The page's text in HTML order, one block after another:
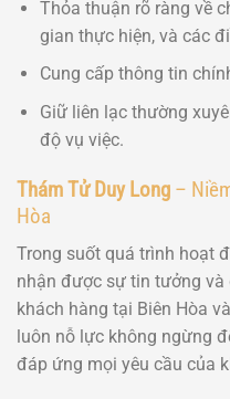
Thỏa thuận rõ ràng về
gian thực hiện, và các
Cung cấp thông tin
Giữ liên lạc thường
độ vụ việc.
Thám Tử Duy Long –
Hòa
Trong suốt quá trình hoạt
nhận được sự tin tưởng
khách hàng tại Biên Hòa
luôn nỗ lực không ngừng
đáp ứng mọi yêu cầu của